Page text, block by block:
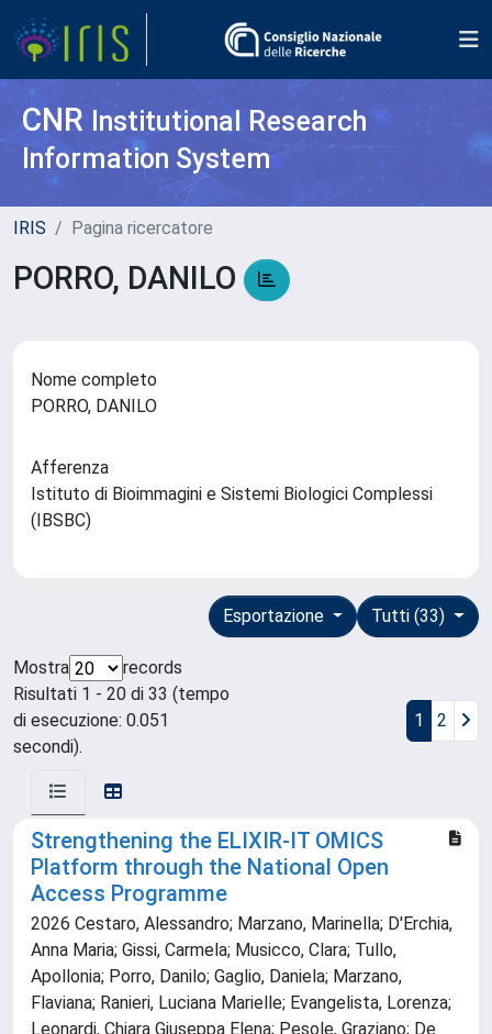
CNR Institutional Research
Information System
IRIS Pagina ricercatore
PORRO, DANILO
Nome completo
PORRO, DANILO
Afferenza
Istituto di Bioimmagini e Sistemi Biologici Complessi
(IBSBC)
Tutti (33)
Esportazione
Mostra
records
Risultati 1 - 20 di 33 (tempo
di esecuzione: 0.051
secondi).
1 2
Strengthening the ELIXIR-IT OMICS
Platform through the National Open
Access Programme
2026 Cestaro, Alessandro; Marzano, Marinella; D'Erchia,
Anna Maria; Gissi, Carmela; Musicco, Clara; Tullo,
Apollonia; Porro, Danilo; Gaglio, Daniela; Marzano,
Flaviana; Ranieri, Luciana Marielle; Evangelista, Lorenza;
Leonardi, Chiara Giuseppa Elena; Pesole, Graziano; De